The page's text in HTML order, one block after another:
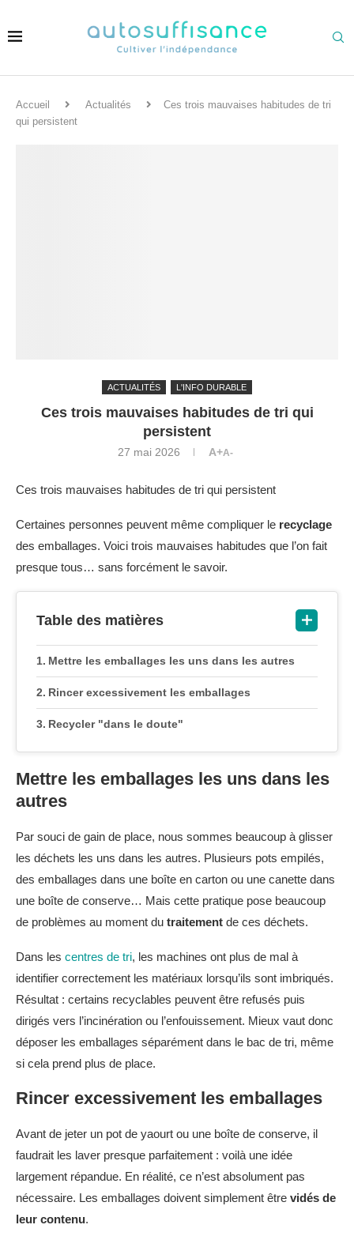
Accueil Actualités
Ces trois mauvaises habitudes de tri
qui persistent
ACTUALITÉS L'INFO DURABLE
Ces trois mauvaises habitudes de tri qui
persistent
27 mai 2026 A+A-
Ces trois mauvaises habitudes de tri qui persistent
Certaines personnes peuvent même compliquer le recyclage
des emballages. Voici trois mauvaises habitudes que l’on fait
presque tous… sans forcément le savoir.
Table des matières
Mettre les emballages les uns dans les autres
Rincer excessivement les emballages
Recycler "dans le doute"
Mettre les emballages les uns dans les
autres
Par souci de gain de place, nous sommes beaucoup à glisser
les déchets les uns dans les autres. Plusieurs pots empilés,
des emballages dans une boîte en carton ou une canette dans
une boîte de conserve… Mais cette pratique pose beaucoup
de problèmes au moment du traitement de ces déchets.
Dans les centres de tri, les machines ont plus de mal à
identifier correctement les matériaux lorsqu’ils sont imbriqués.
Résultat : certains recyclables peuvent être refusés puis
dirigés vers l’incinération ou l’enfouissement. Mieux vaut donc
déposer les emballages séparément dans le bac de tri, même
si cela prend plus de place.
Rincer excessivement les emballages
Avant de jeter un pot de yaourt ou une boîte de conserve, il
faudrait les laver presque parfaitement : voilà une idée
largement répandue. En réalité, ce n’est absolument pas
nécessaire. Les emballages doivent simplement être vidés de
leur contenu.